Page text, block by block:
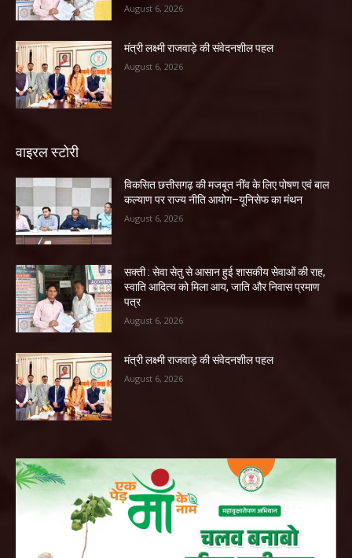
August 6, 2026
मंत्री लक्ष्मी राजवाड़े की संवेदनशील पहल
August 6, 2026
वाइरल स्टोरी
विकसित छत्तीसगढ़ की मजबूत नींव के लिए पोषण एवं बाल
कल्याण पर राज्य नीति आयोग–यूनिसेफ का मंथन
August 6, 2026
सक्ती : सेवा सेतु से आसान हुई शासकीय सेवाओं की राह,
स्वाति आदित्य को मिला आय, जाति और निवास प्रमाण
पत्र
August 6, 2026
मंत्री लक्ष्मी राजवाड़े की संवेदनशील पहल
August 6, 2026